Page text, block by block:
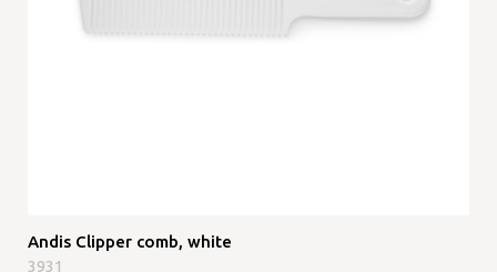
Andis Clipper comb, white
3931